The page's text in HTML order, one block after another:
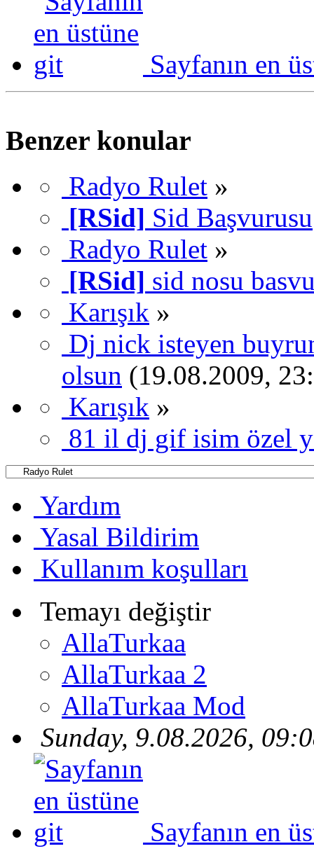
Sayfanın en
Benzer konular
Radyo Rulet »
[RSid] Sid Başvurusu
Radyo Rulet »
[RSid] sid nosu
Karışık »
Dj nick isteyen
olsun (19.08.2009,
Karışık »
81 il dj gif isim özel
Yardım
Yasal Bildirim
Kullanım koşulları
Temayı değiştir
AllaTurkaa
AllaTurkaa 2
AllaTurkaa Mod
Sunday, 9.08.2026,
Sayfanın en